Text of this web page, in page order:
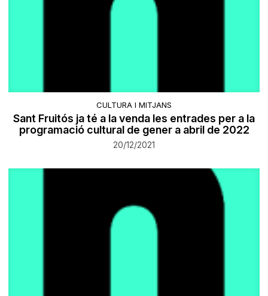
CULTURA I MITJANS
Sant Fruitós ja té a la venda les entrades per a la
programació cultural de gener a abril de 2022
20/12/2021